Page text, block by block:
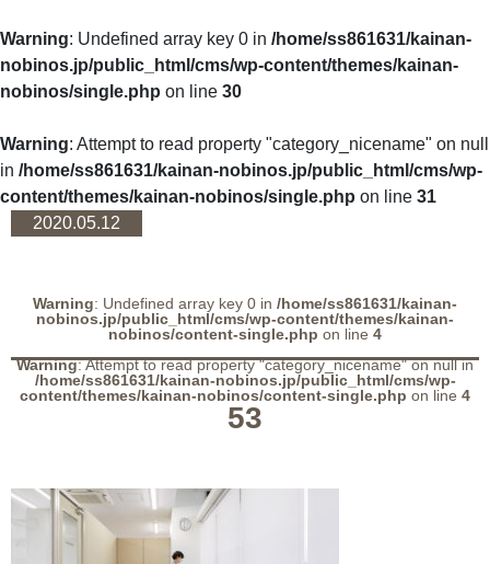
Warning: Undefined array key 0 in /home/ss861631/kainan-
nobinos.jp/public_html/cms/wp-content/themes/kainan-
nobinos/single.php on line 30
Warning: Attempt to read property "category_nicename" on null
in /home/ss861631/kainan-nobinos.jp/public_html/cms/wp-
content/themes/kainan-nobinos/single.php on line 31
2020.05.12
Warning: Undefined array key 0 in /home/ss861631/kainan-
nobinos.jp/public_html/cms/wp-content/themes/kainan-
nobinos/content-single.php on line 4
Warning: Attempt to read property "category_nicename" on null in
/home/ss861631/kainan-nobinos.jp/public_html/cms/wp-
content/themes/kainan-nobinos/content-single.php on line 4
53